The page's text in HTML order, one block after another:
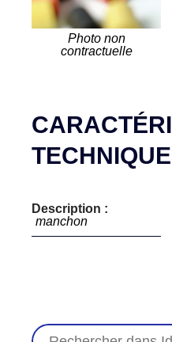
Photo non
contractuelle
Description :
manchon